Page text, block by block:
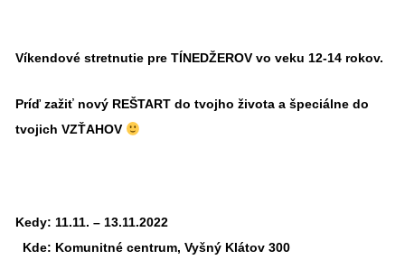
Víkendové stretnutie pre TÍNEDŽEROV vo veku 12-14 rokov.
Príď zažiť nový REŠTART do tvojho života a špeciálne do
tvojichVZŤAHOV
Kedy: 11.11. – 13.11.2022
Kde: Komunitné centrum, Vyšný Klátov 300